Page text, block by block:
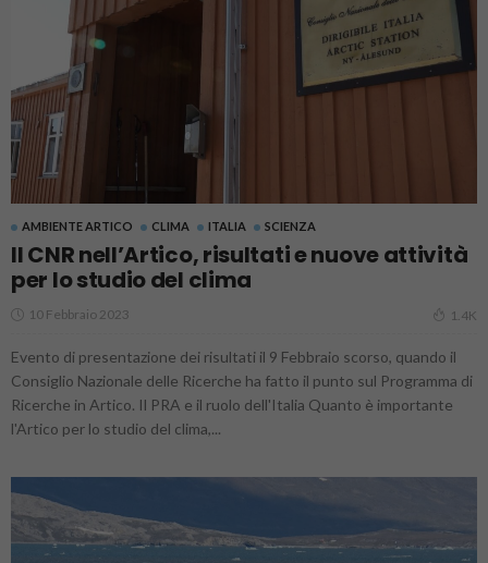
AMBIENTE ARTICO CLIMA ITALIA SCIENZA
Il CNR nell’Artico, risultati e nuove attività
per lo studio del clima
10 Febbraio 2023 1.4K
Evento di presentazione dei risultati il 9 Febbraio scorso, quando il
Consiglio Nazionale delle Ricerche ha fatto il punto sul Programma di
Ricerche in Artico. Il PRA e il ruolo dell'Italia Quanto è importante
l'Artico per lo studio del clima,...